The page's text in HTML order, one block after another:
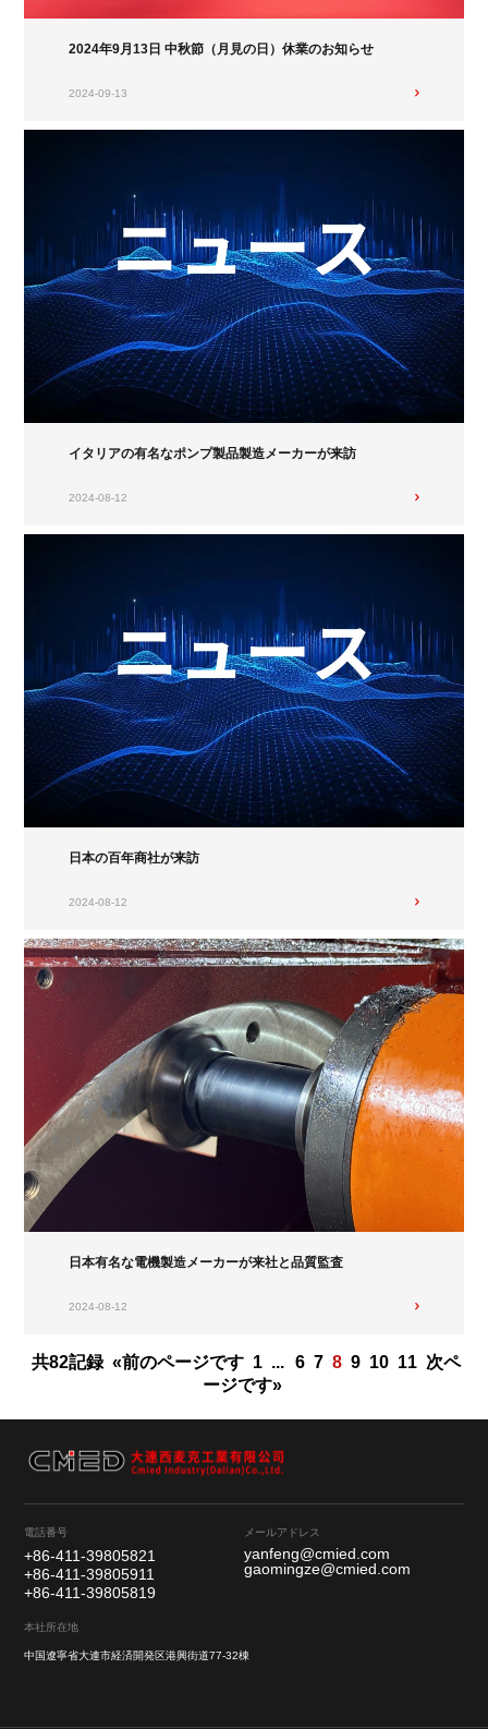
2024年9月13日 中秋節（月見の日）休業のお知らせ
2024-09-13
イタリアの有名なポンプ製品製造メーカーが来訪
2024-08-12
日本の百年商社が来訪
2024-08-12
日本有名な電機製造メーカーが来社と品質監査
2024-08-12
共82記録 «前のページです 1 ... 6 7 8 9 10 11 次ペ
ージです»
電話番号
+86-411-39805821
+86-411-39805911
+86-411-39805819
メールアドレス
yanfeng@cmied.com
gaomingze@cmied.com
本社所在地
中国遼寧省大連市経済開発区港興街道77‐32棟